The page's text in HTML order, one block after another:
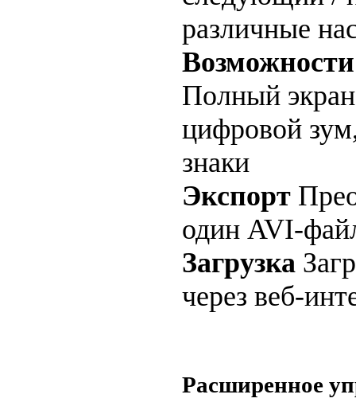
различные
Полный
цифровой
знаки
Экспорт
один AVI-
Загрузка
через веб-
Расширенное